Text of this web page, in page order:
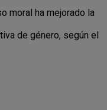
moral ha mejorado la
de género, según el